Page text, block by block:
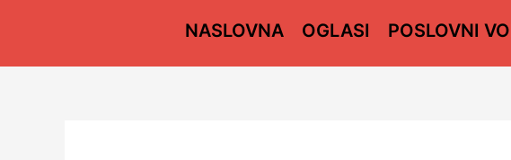
NASLOVNA OGLASI POSLOVNI